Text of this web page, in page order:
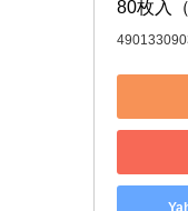
80枚入